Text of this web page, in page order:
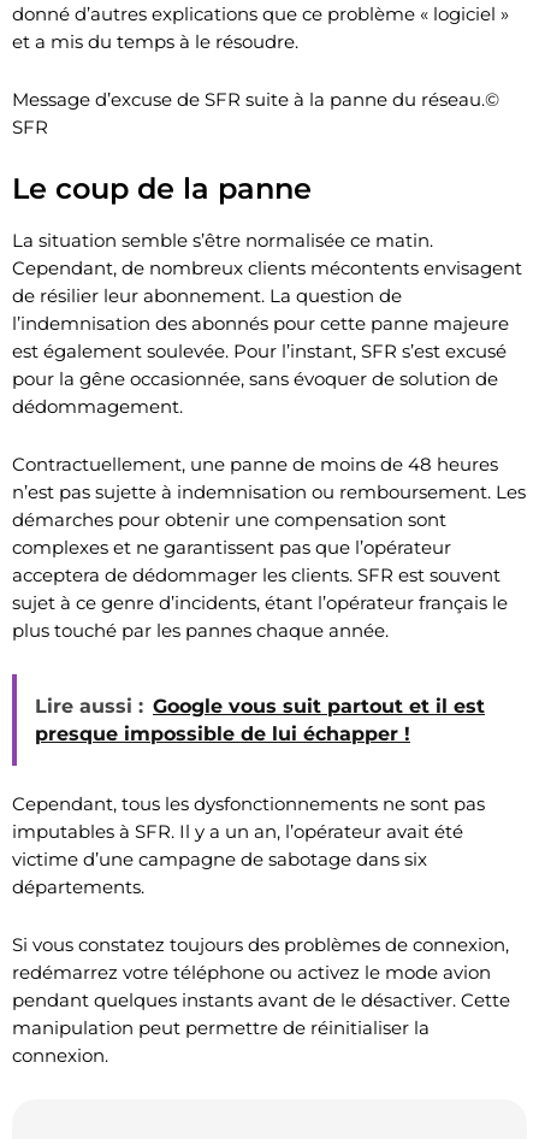
donné d’autres explications que ce problème « logiciel »
et a mis du temps à le résoudre.
Message d’excuse de SFR suite à la panne du réseau.©
SFR
Le coup de la panne
La situation semble s’être normalisée ce matin.
Cependant, de nombreux clients mécontents envisagent
de résilier leur abonnement. La question de
l’indemnisation des abonnés pour cette panne majeure
est également soulevée. Pour l’instant, SFR s’est excusé
pour la gêne occasionnée, sans évoquer de solution de
dédommagement.
Contractuellement, une panne de moins de 48 heures
n’est pas sujette à indemnisation ou remboursement. Les
démarches pour obtenir une compensation sont
complexes et ne garantissent pas que l’opérateur
acceptera de dédommager les clients. SFR est souvent
sujet à ce genre d’incidents, étant l’opérateur français le
plus touché par les pannes chaque année.
Lire aussi : Google vous suit partout et il est
presque impossible de lui échapper !
Cependant, tous les dysfonctionnements ne sont pas
imputables à SFR. Il y a un an, l’opérateur avait été
victime d’une campagne de sabotage dans six
départements.
Si vous constatez toujours des problèmes de connexion,
redémarrez votre téléphone ou activez le mode avion
pendant quelques instants avant de le désactiver. Cette
manipulation peut permettre de réinitialiser la
connexion.